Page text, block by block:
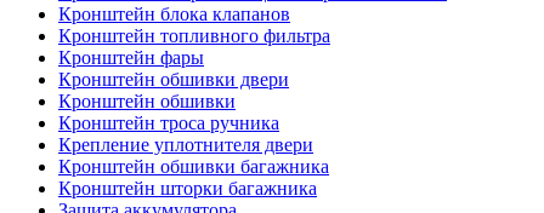
Кронштейн блока клапанов
Кронштейн топливного фильтра
Кронштейн фары
Кронштейн обшивки двери
Кронштейн обшивки
Кронштейн троса ручника
Крепление уплотнителя двери
Кронштейн обшивки багажника
Кронштейн шторки багажника